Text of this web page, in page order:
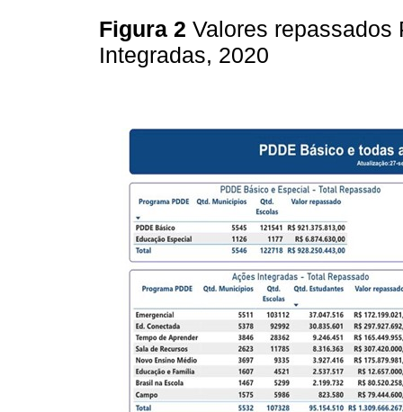
Figura 2 Valores repassados
Integradas, 2020